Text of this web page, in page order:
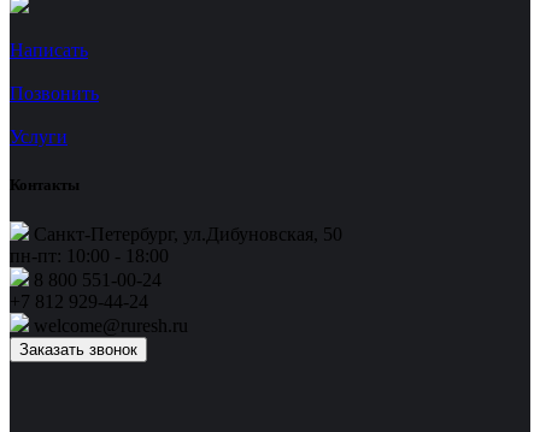
Написать
Позвонить
Услуги
Контакты
Санкт-Петербург, ул.Дибуновская, 50
пн-пт: 10:00 - 18:00
8 800 551-00-24
+7 812 929-44-24
welcome@ruresh.ru
Заказать звонок